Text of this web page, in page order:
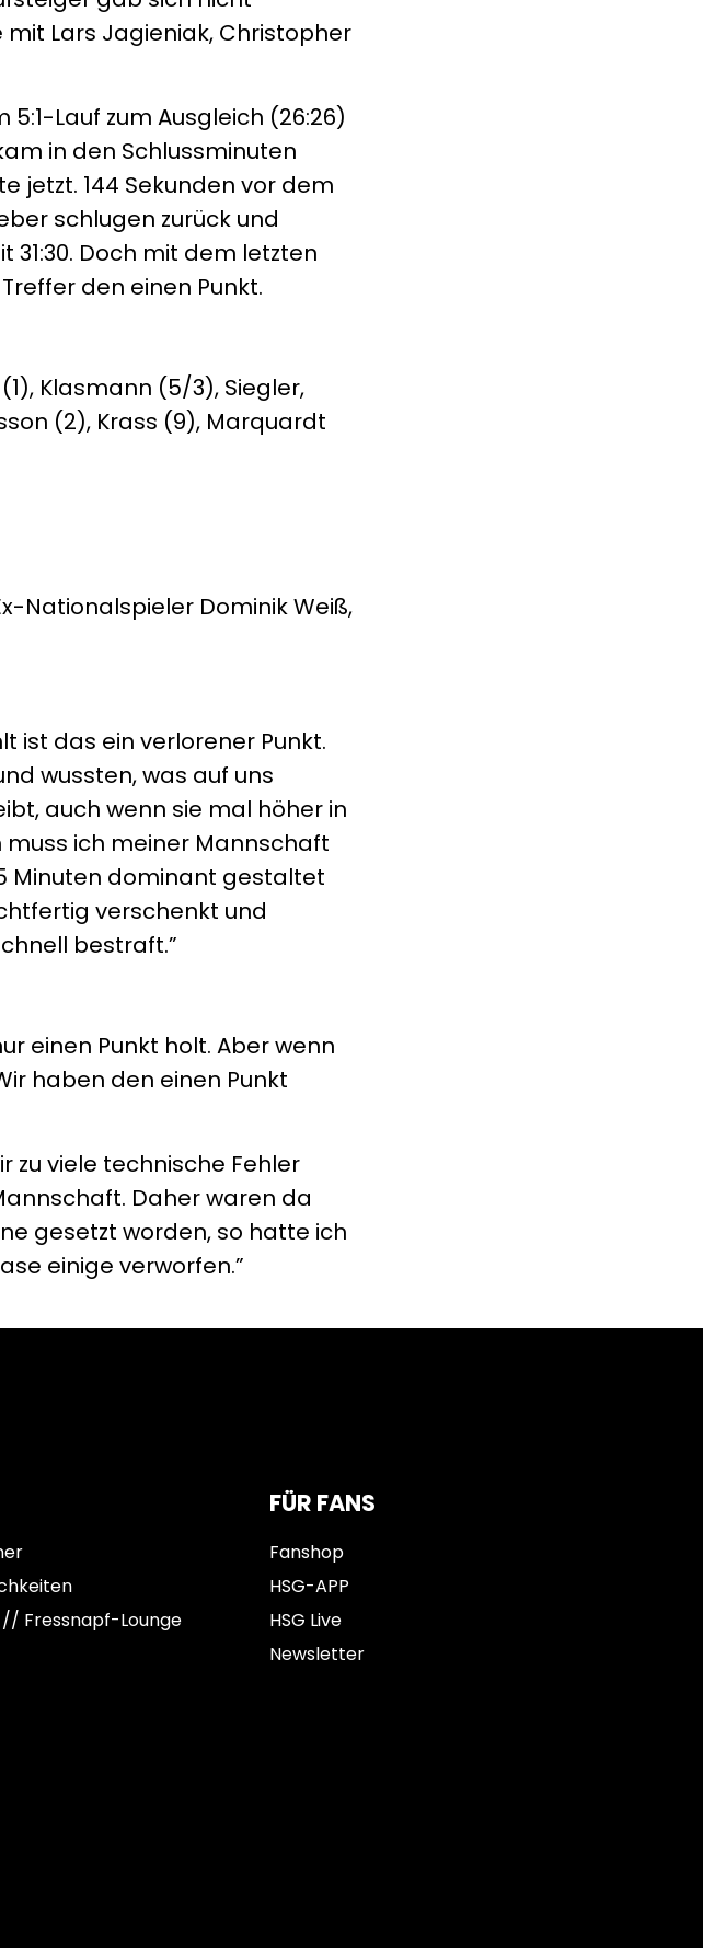
Lars Jagieniak, Christopher
Lauf zum Ausgleich (26:26)
in den Schlussminuten
jetzt. 144 Sekunden vor dem
schlugen zurück und
Doch mit dem letzten
den einen Punkt.
Klasmann (5/3), Siegler,
(2), Krass (9), Marquardt
Nationalspieler Dominik Weiß,
ist das ein verlorener Punkt.
wussten, was auf uns
auch wenn sie mal höher in
ich meiner Mannschaft
Minuten dominant gestaltet
verschenkt und
bestraft.”
einen Punkt holt. Aber wenn
haben den einen Punkt
zu viele technische Fehler
Daher waren da
gesetzt worden, so hatte ich
einige verworfen.”
// Fressnapf-Lounge
FÜR FANS
Fanshop
HSG-APP
HSG Live
Newsletter